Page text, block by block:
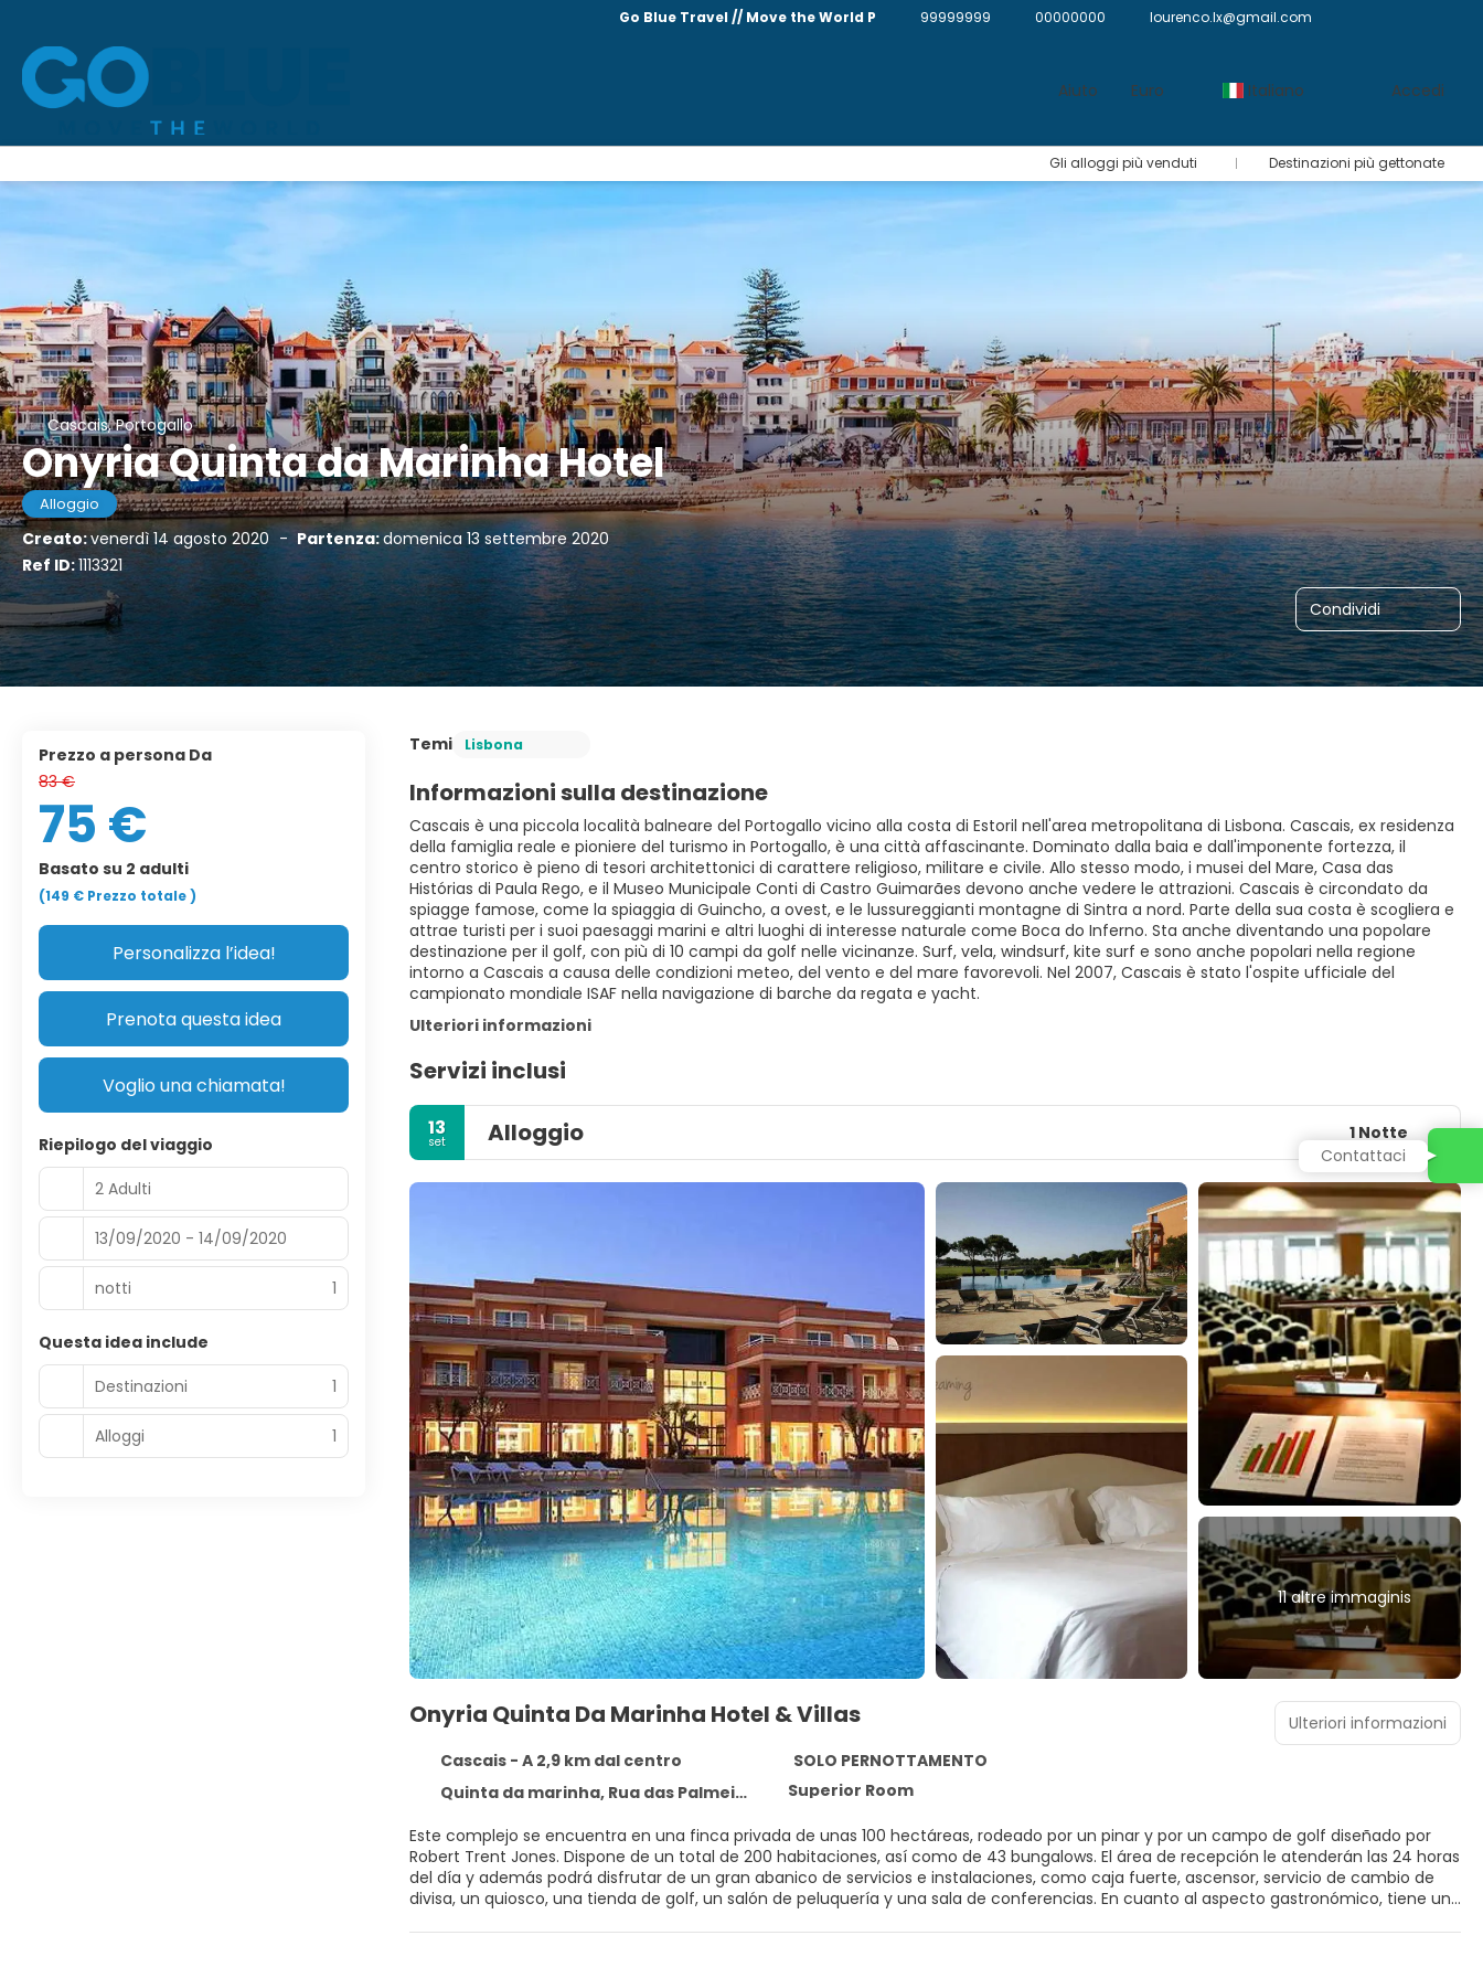
Go Blue Travel // Move the World P 99999999 00000000 lourenco.lx@gmail.com
Aiuto Euro Italiano Accedi
Gli alloggi più venduti Destinazioni più gettonate
Cascais, Portogallo
Onyria Quinta da Marinha Hotel
Alloggio
Creato:venerdì 14 agosto 2020 - Partenza:domenica 13 settembre 2020
Ref ID:1113321
Condividi
Temi Lisbona
Informazioni sulla destinazione
Cascais è una piccola località balneare del Portogallo vicino alla costa di Estoril nell'area metropolitana di Lisbona. Cascais, ex residenza
della famiglia reale e pioniere del turismo in Portogallo, è una città affascinante. Dominato dalla baia e dall'imponente fortezza, il
centro storico è pieno di tesori architettonici di carattere religioso, militare e civile. Allo stesso modo, i musei del Mare, Casa das
Histórias di Paula Rego, e il Museo Municipale Conti di Castro Guimarães devono anche vedere le attrazioni. Cascais è circondato da
spiagge famose, come la spiaggia di Guincho, a ovest, e le lussureggianti montagne di Sintra a nord. Parte della sua costa è scogliera e
attrae turisti per i suoi paesaggi marini e altri luoghi di interesse naturale come Boca do Inferno. Sta anche diventando una popolare
destinazione per il golf, con più di 10 campi da golf nelle vicinanze. Surf, vela, windsurf, kite surf e sono anche popolari nella regione
intorno a Cascais a causa delle condizioni meteo, del vento e del mare favorevoli. Nel 2007, Cascais è stato l'ospite ufficiale del
campionato mondiale ISAF nella navigazione di barche da regata e yacht.
Ulteriori informazioni
Servizi inclusi
13
set Alloggio 1 Notte
11 altre immaginis
Onyria Quinta Da Marinha Hotel & Villas
Cascais - A 2,9 km dal centro
SOLO PERNOTTAMENTO
Quinta da marinha, Rua das Palmeiras, n.º 247, Cascais 2750-005
Superior Room
Este complejo se encuentra en una finca privada de unas 100 hectáreas, rodeado por un pinar y por un campo de golf diseñado por
Robert Trent Jones. Dispone de un total de 200 habitaciones, así como de 43 bungalows. El área de recepción le atenderán las 24 horas
del día y además podrá disfrutar de un gran abanico de servicios e instalaciones, como caja fuerte, ascensor, servicio de cambio de
divisa, un quiosco, una tienda de golf, un salón de peluquería y una sala de conferencias. En cuanto al aspecto gastronómico, tiene un
Ulteriori informazioni
prezzo a persona Da
83 €
75 €
Basato su 2 adulti
(149 € Prezzo totale)
Personalizza l’idea!
Prenota questa idea
Voglio una chiamata!
Riepilogo del viaggio
2 Adulti
13/09/2020 - 14/09/2020
notti 1
Questa idea include
Destinazioni
1
Alloggi 1
Contattaci